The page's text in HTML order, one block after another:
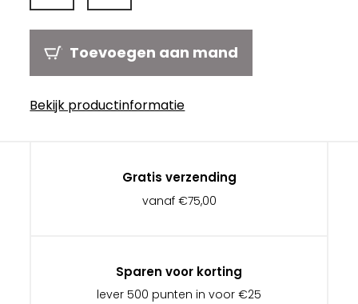
Toevoegen aan mand
Bekijk productinformatie
Gratis verzending
vanaf €75,00
Sparen voor korting
lever 500 punten in voor €25